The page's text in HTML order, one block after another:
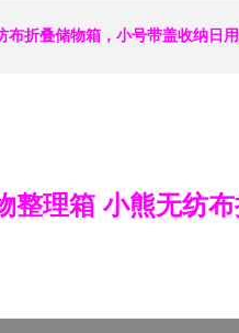
布折叠储物箱，小号带盖收纳日
整理箱 小熊无纺